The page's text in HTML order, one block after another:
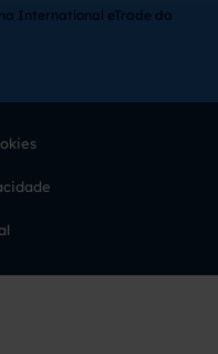
International eTrade da